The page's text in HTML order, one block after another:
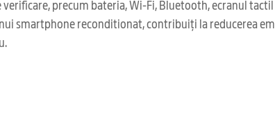
precum bateria, Wi-Fi, Bluetooth, ecranul
smartphone reconditionat, contribuiți la reducerea